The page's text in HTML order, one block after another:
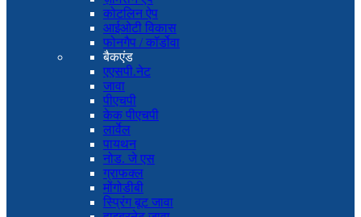
कोटलिन ऐप
आईओटी विकास
फोनगैप / कॉर्डोवा
बैकएंड
एएसपी.नेट
जावा
पीएचपी
केक पीएचपी
लार्वेल
पायथन
नोड. जे एस
ग्राफक्ल
मोंगोडीबी
स्प्रिंग बूट जावा